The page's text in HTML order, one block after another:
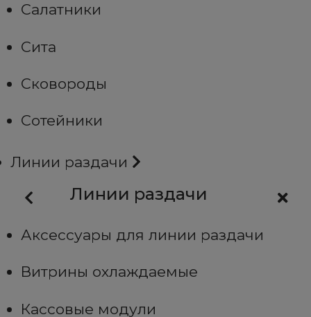
Салатники
Сита
Сковороды
Сотейники
Линии раздачи
Линии раздачи
Аксессуары для линии раздачи
Витрины охлаждаемые
Кассовые модули